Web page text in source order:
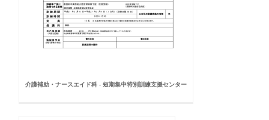
介護補助・ナースエイド科 - 短期集中特別訓練支援センター